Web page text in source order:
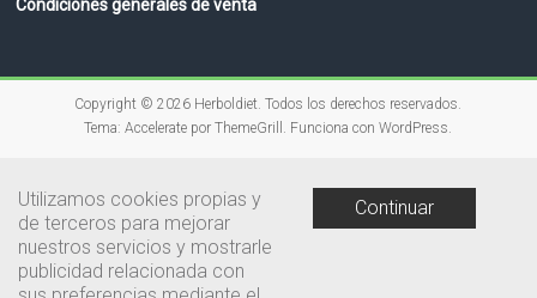
Condiciones generales de venta
Copyright © 2026 Herboldiet . Todos los derechos reservados.
Tema:Accelerate por ThemeGrill. Funciona conWordPress
Utilizamos cookies propias y
de terceros para mejorar
nuestros servicios y mostrarle
publicidad relacionada con
Continuar